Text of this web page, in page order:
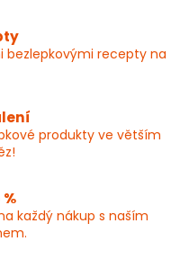
bezlepkovými recepty na
produkty ve větším
každý nákup s naším